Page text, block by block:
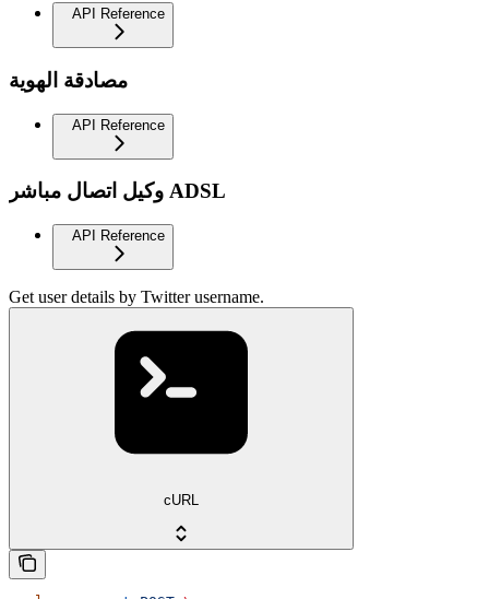
API Reference
مصادقة الهوية
API Reference
وكيل اتصال مباشر ADSL
API Reference
Get user details by Twitter username.
cURL